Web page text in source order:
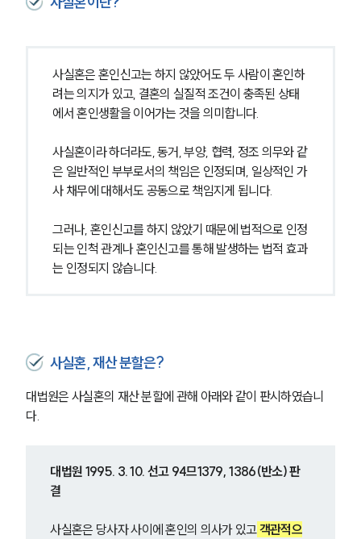
사실혼은 혼인신고는 하지 않았어도 두 사람이 혼인하
려는 의지가 있고, 결혼의 실질적 조건이 충족된 상태
에서 혼인생활을 이어가는 것을 의미합니다.
사실혼이라 하더라도, 동거, 부양, 협력, 정조 의무와 같
은 일반적인 부부로서의 책임은 인정되며, 일상적인 가
사 채무에 대해서도 공동으로 책임지게 됩니다.
그러나, 혼인신고를 하지 않았기 때문에 법적으로 인정
되는 인척 관계나 혼인신고를 통해 발생하는 법적 효과
는 인정되지 않습니다.
사실혼, 재산 분할은?
대법원은 사실혼의 재산 분할에 관해 아래와 같이 판시하였습니
다.
대법원 1995. 3. 10. 선고 94므1379, 1386(반소) 판
결
사실혼은 당사자 사이에 혼인의 의사가 있고 객관적으